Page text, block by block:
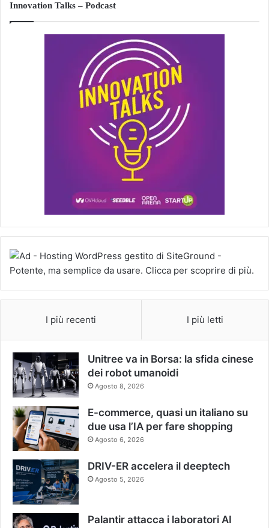
Innovation Talks – Podcast
I più recenti I più letti
Unitree va in Borsa: la sfida cinese
dei robot umanoidi
Agosto 8, 2026
E-commerce, quasi un italiano su
due usa l’IA per fare shopping
Agosto 6, 2026
DRIV-ER accelera il deeptech
Agosto 5, 2026
Palantir attacca i laboratori AI